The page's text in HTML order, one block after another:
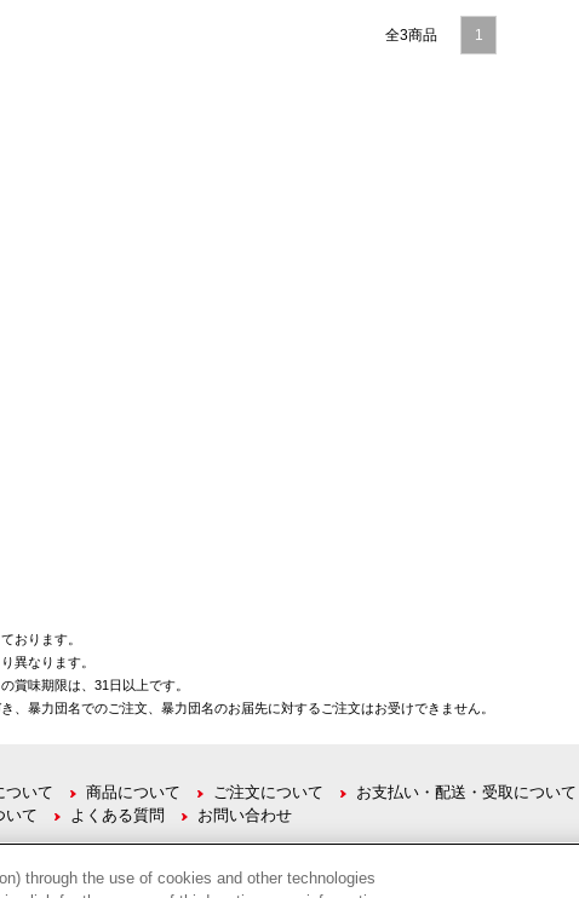
全3商品 1
おります。
異なります。
賞味期限は、31日以上です。
暴力団名でのご注文、暴力団名のお届先に対するご注文はお受けできません。
ついて 商品について ご注文について お支払い・配送・受取について
いて
よくある質問 お問い合わせ
6001 名古屋市中村区名駅一丁目1番4号 TEL：052-566-1101
through the use of cookies and other technologies